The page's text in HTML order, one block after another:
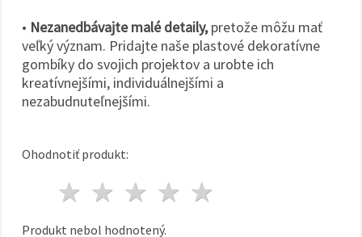
• Nezanedbávajte malé detaily,pretože môžu mať
veľký význam. Pridajte naše plastové dekoratívne
gombíky do svojich projektov a urobte ich
kreatívnejšími, individuálnejšími a
nezabudnuteľnejšími.
Ohodnotiť produkt:
4 hviezdy
3 hviezdy
2 hviezdy
1 hviezda
Produkt nebol hodnotený.